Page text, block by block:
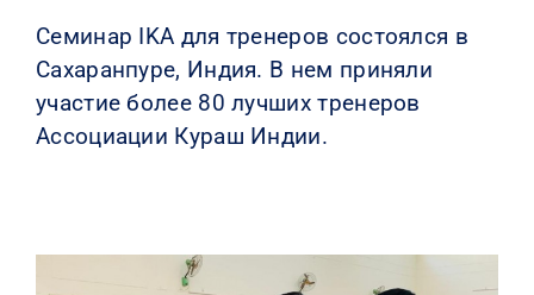
Семинар IKA для тренеров состоялся в
Сахаранпуре, Индия. В нем приняли
участие более 80 лучших тренеров
Ассоциации Кураш Индии.